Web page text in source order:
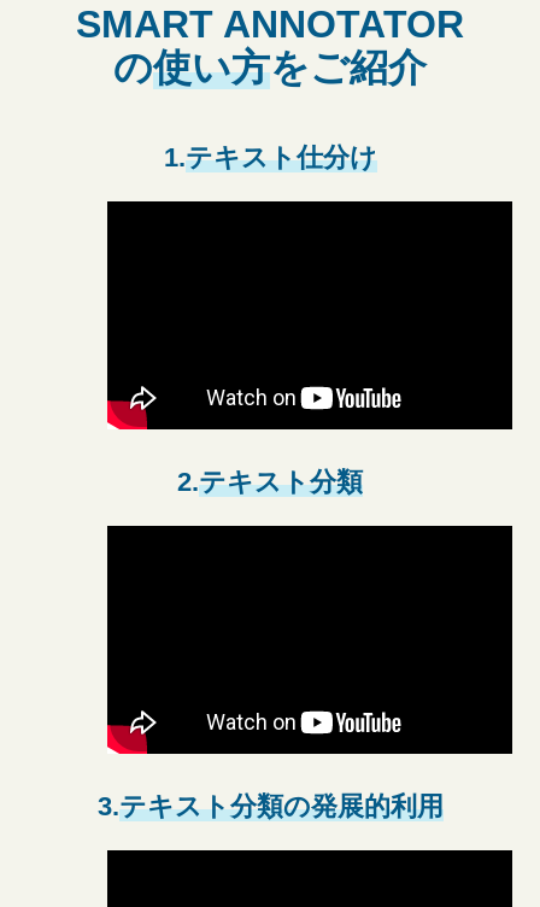
SMART ANNOTATOR
の使い方をご紹介
1.テキスト仕分け
2.テキスト分類
3.テキスト分類の発展的利用